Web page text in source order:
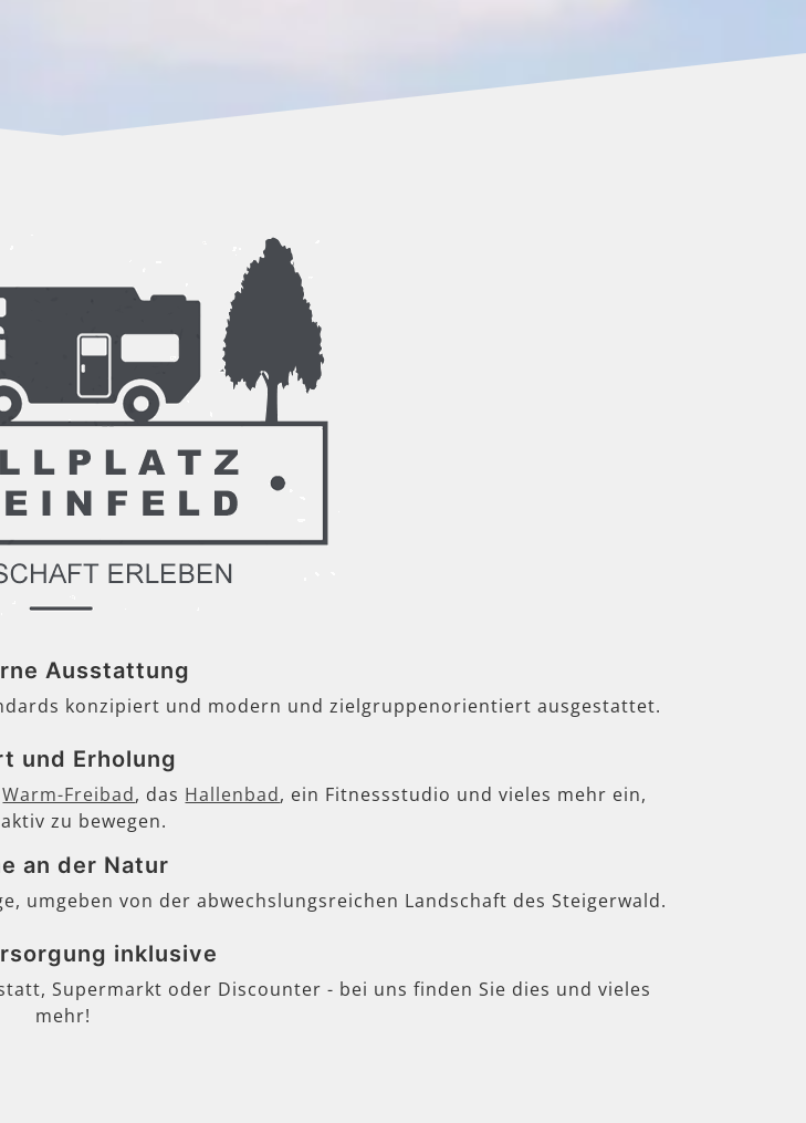
Ausstattung
konzipiert und modern und zielgruppenorientiert ausgestattet.
und Erholung
Warm-Freibad, das Hallenbad, ein Fitnessstudio und vieles mehr ein,
zu bewegen.
an der Natur
umgeben von der abwechslungsreichen Landschaft des Steigerwald.
inklusive
Supermarkt oder Discounter - bei uns finden Sie dies und vieles
mehr!